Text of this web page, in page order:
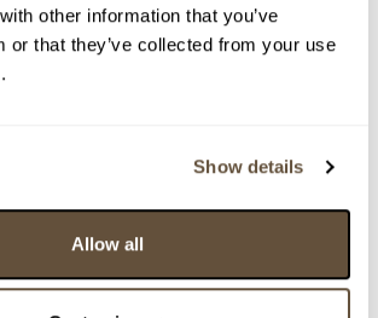
other information that you’ve
or that they’ve collected from your use
Show details
Allow all
s diamantem 1,58 ct, zlato 750/1000,
puncovní značkou "kohout",
1,88 g
5 000 Kč
Zpět na aukční výsledky